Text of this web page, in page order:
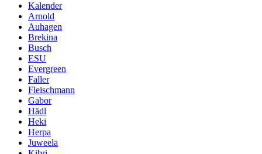
Kalender
Arnold
Auhagen
Brekina
Busch
ESU
Evergreen
Faller
Fleischmann
Gabor
Hädl
Heki
Herpa
Juweela